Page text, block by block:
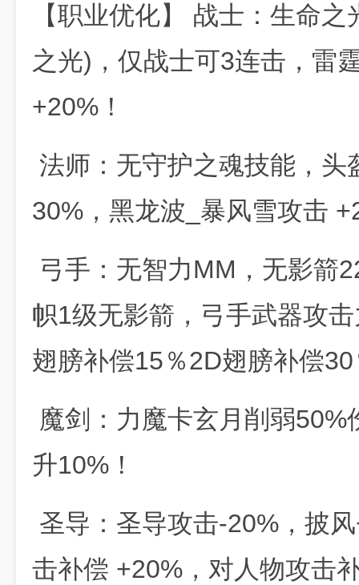
【职业优化】 战士：生命
之光)，仅战士可3连击，雷
+20%！
法师：无守护之魂技能，头
30%，黑龙波_暴风雪攻击
弓手：无智力MM，无影箭
帜1级无影箭，弓手武器攻
翅膀补偿15％2D翅膀补偿
魔剑：力魔卡玄月削弱
升10%！
圣导：圣导攻击-20%，披
击补偿 +20%，对人物攻击